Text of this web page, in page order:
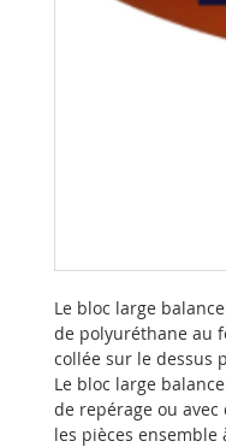
Le bloc large
de polyuréthane au
collée sur le dessus
Le bloc large
de repérage ou avec
les pièces